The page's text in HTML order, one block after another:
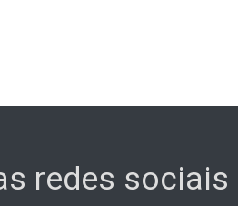
redes sociais